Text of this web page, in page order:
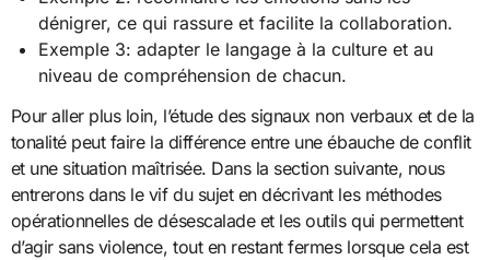
dénigrer, ce qui rassure et facilite la collaboration.
Exemple 3: adapter le langage à la culture et au
niveau de compréhension de chacun.
Pour aller plus loin, l’étude des signaux non verbaux et de la
tonalité peut faire la différence entre une ébauche de conflit
et une situation maîtrisée. Dans la section suivante, nous
entrerons dans le vif du sujet en décrivant les méthodes
opérationnelles de désescalade et les outils qui permettent
d’agir sans violence, tout en restant fermes lorsque cela est